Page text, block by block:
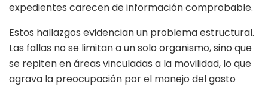
expedientes carecen de información comprobable.
Estos hallazgos evidencian un problema estructural.
Las fallas no se limitan a un solo organismo, sino que
se repiten en áreas vinculadas a la movilidad, lo que
agrava la preocupación por el manejo del gasto